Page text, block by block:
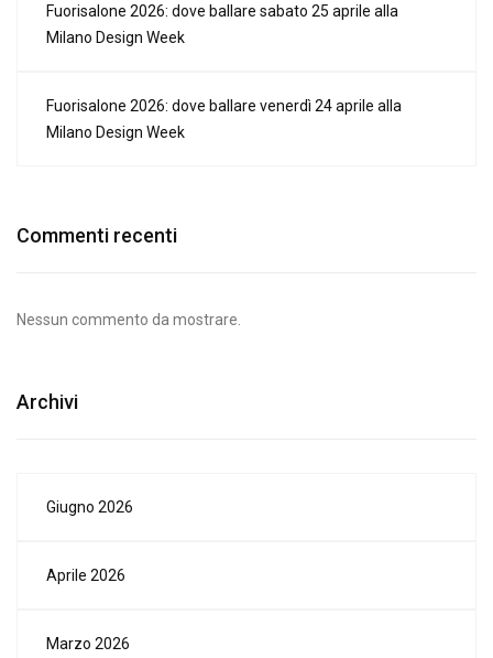
Fuorisalone 2026: dove ballare sabato 25 aprile alla
Milano Design Week
Fuorisalone 2026: dove ballare venerdì 24 aprile alla
Milano Design Week
Commenti recenti
Nessun commento da mostrare.
Archivi
Giugno 2026
Aprile 2026
Marzo 2026